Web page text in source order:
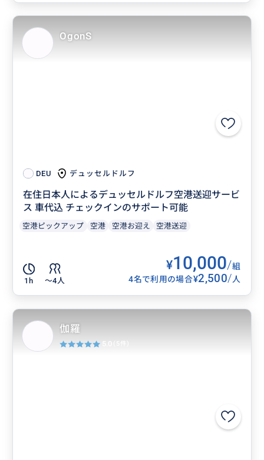
DEU デュッセルドルフ
在住日本人によるデュッセルドルフ空港送迎サービ
ス 車代込 チェックインのサポート可能
空港ピックアップ 空港 空港お迎え 空港送迎
1h 〜4人
¥10,000/組
4名で利用の場合¥2,500/人
OgonS
伽羅
5.0 (5件)